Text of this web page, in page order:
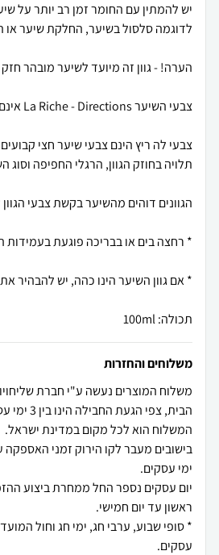
יש להמתין עם החומר זמן רב יותר על
צבעי לה ריץ הינם צבעי שיער חצי
תכולה: 100ml
משלוחים והחזרות
משלוח המוצרים נעשה ע"י חברת
יום עסקים נספר החל ממחרת ביצוע
* סופי שבוע, ערבי חג, ימי חג וחול
עסקים.